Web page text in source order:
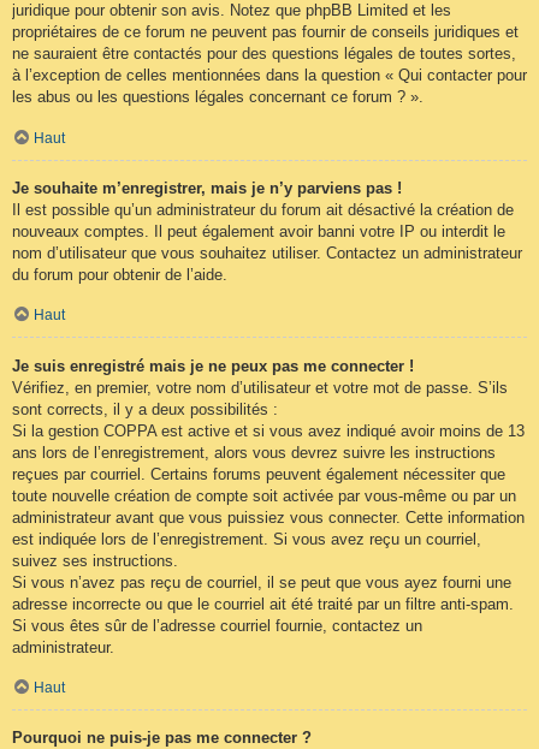
juridique pour obtenir son avis. Notez que phpBB Limited et les
propriétaires de ce forum ne peuvent pas fournir de conseils juridiques et
ne sauraient être contactés pour des questions légales de toutes sortes,
à l’exception de celles mentionnées dans la question « Qui contacter pour
les abus ou les questions légales concernant ce forum ? ».
Haut
Je souhaite m’enregistrer, mais je n’y parviens pas !
Il est possible qu’un administrateur du forum ait désactivé la création de
nouveaux comptes. Il peut également avoir banni votre IP ou interdit le
nom d’utilisateur que vous souhaitez utiliser. Contactez un administrateur
du forum pour obtenir de l’aide.
Haut
Je suis enregistré mais je ne peux pas me connecter !
Vérifiez, en premier, votre nom d’utilisateur et votre mot de passe. S’ils
sont corrects, il y a deux possibilités :
Si la gestion COPPA est active et si vous avez indiqué avoir moins de 13
ans lors de l’enregistrement, alors vous devrez suivre les instructions
reçues par courriel. Certains forums peuvent également nécessiter que
toute nouvelle création de compte soit activée par vous-même ou par un
administrateur avant que vous puissiez vous connecter. Cette information
est indiquée lors de l’enregistrement. Si vous avez reçu un courriel,
suivez ses instructions.
Si vous n’avez pas reçu de courriel, il se peut que vous ayez fourni une
adresse incorrecte ou que le courriel ait été traité par un filtre anti-spam.
Si vous êtes sûr de l’adresse courriel fournie, contactez un
administrateur.
Haut
Pourquoi ne puis-je pas me connecter ?